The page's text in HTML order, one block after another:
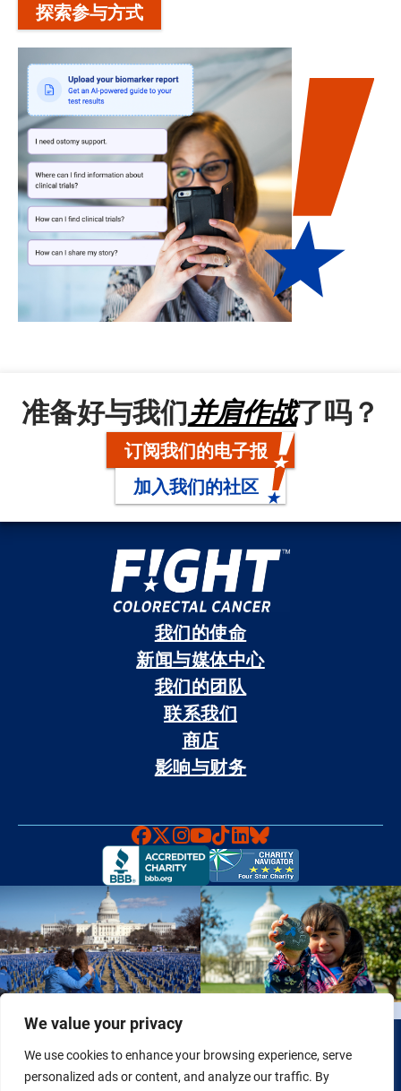
We value your privacy
We use cookies to enhance your browsing experience, serve
personalized ads or content, and analyze our traffic. By
探索参与方式
准备好与我们并肩作战了吗？
订阅我们的电子报
加入我们的社区
我们的使命
新闻与媒体中心
我们的团队
联系我们
商店
影响与财务
Faceboook
X Instagram
YouTube
TikTok
LinkedIn
Bluesky
政策和免责声明
© 2026 Fight Colorectal Cancer 版权所有。 税务识别号（Tax